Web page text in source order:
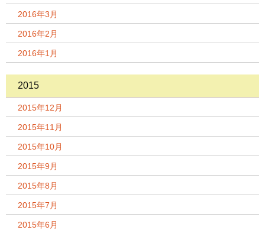
2016年3月
2016年2月
2016年1月
2015
2015年12月
2015年11月
2015年10月
2015年9月
2015年8月
2015年7月
2015年6月